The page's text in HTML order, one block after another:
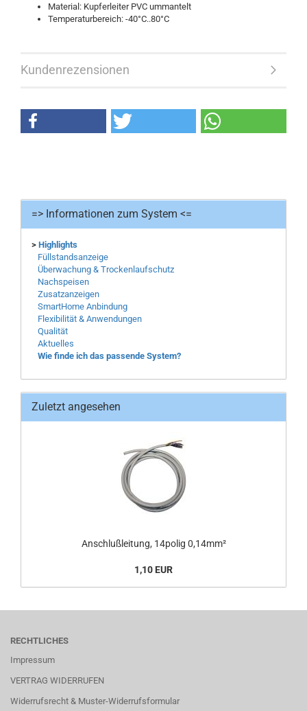
Material: Kupferleiter PVC ummantelt
Temperaturbereich: -40°C..80°C
Kundenrezensionen
=> Informationen zum System <=
> Highlights
Füllstandsanzeige
Überwachung & Trockenlaufschutz
Nachspeisen
Zusatzanzeigen
SmartHome Anbindung
Flexibilität & Anwendungen
Qualität
Aktuelles
Wie finde ich das passende System?
Zuletzt angesehen
Anschlußleitung, 14polig 0,14mm²
1,10 EUR
RECHTLICHES
Impressum
VERTRAG WIDERRUFEN
Widerrufsrecht & Muster-Widerrufsformular